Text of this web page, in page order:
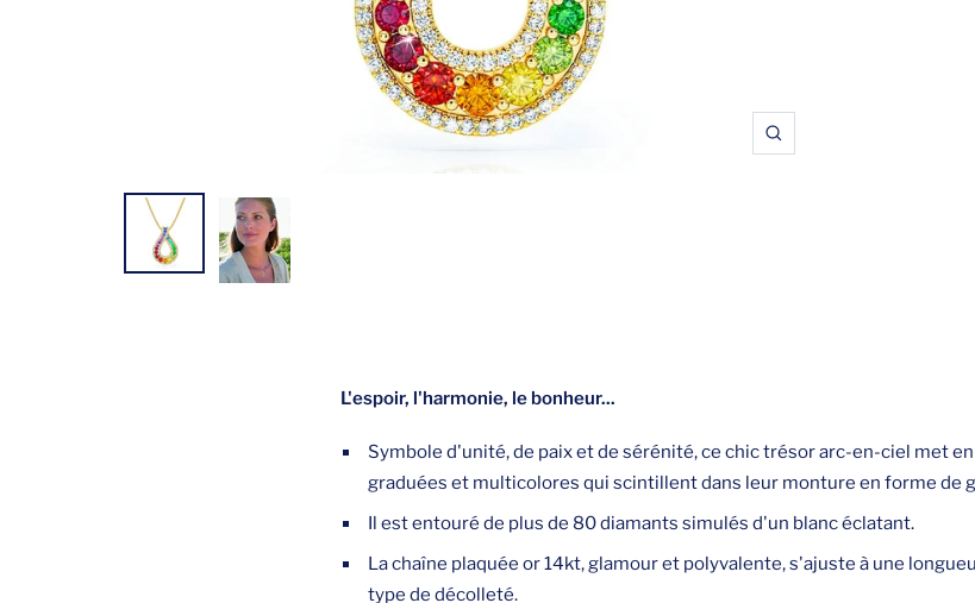
Zoom
L'espoir, l'harmonie, le bonheur...
Symbole d'unité, de paix et de sérénité, ce chic trésor arc-en-ciel met
graduées et multicolores qui scintillent dans leur monture en forme de
Il est entouré de plus de 80 diamants simulés d'un blanc éclatant.
La chaîne plaquée or 14kt, glamour et polyvalente, s'ajuste à une
type de décolleté.